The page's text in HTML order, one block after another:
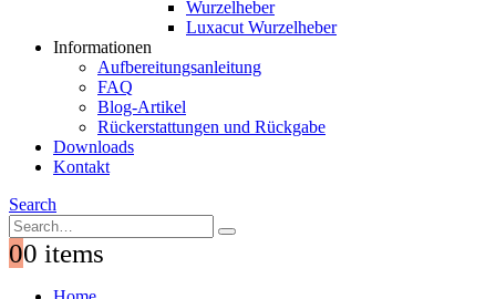
Wurzelheber
Luxacut Wurzelheber
Informationen
Aufbereitungsanleitung
FAQ
Blog-Artikel
Rückerstattungen und Rückgabe
Downloads
Kontakt
Search
00 items